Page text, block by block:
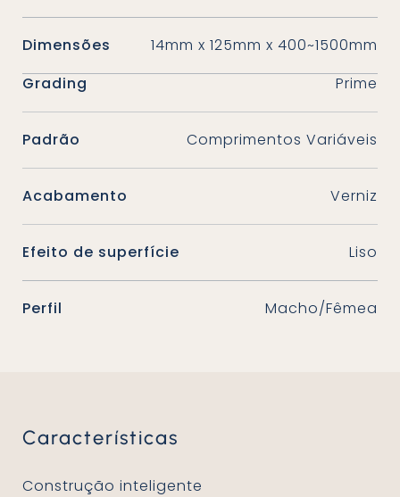
Dimensões
14mm x 125mm x 400~1500mm
Grading
Prime
Padrão Comprimentos Variáveis
Acabamento Verniz
Efeito de superfície Liso
Perfil Macho/Fêmea
Características
Construção inteligente